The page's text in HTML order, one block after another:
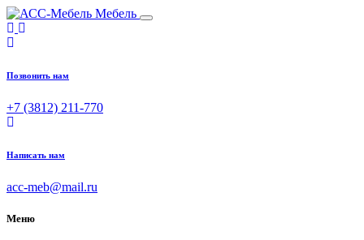
Мебель
Позвонить нам
+7 (3812) 211-770
Написать нам
acc-meb@mail.ru
Меню